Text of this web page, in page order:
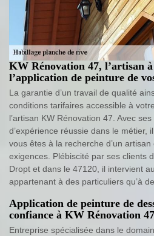
KW Rénovation 47, l’artisan
l’application de peinture de
La garantie d’un travail de qualité
conditions tarifaires accessible à
l’artisan KW Rénovation 47. Avec
d’expérience réussie dans le métier,
vous êtes à la recherche d’un
exigences. Plébiscité par ses clients
Dropt et dans le 47120, il intervient
appartenant à des particuliers qu’à
Application de peinture de
confiance à KW Rénovation 47
Entreprise spécialisée dans le